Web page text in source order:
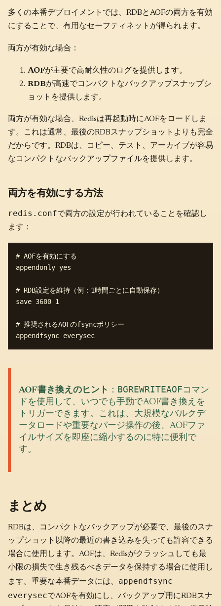
多くの本番デプロイメントでは、RDBとAOFの両方を有効
にすることで、有用なセーフティネットが得られます。
両方が有効な場合：
AOFが主要で高耐久性のログを提供します。
RDBが高速でコンパクトなバックアップスナップシ
ョットを提供します。
両方が有効な場合、Redisは再起動時にAOFをロードしま
す。これは通常、最後のRDBスナップショットよりも完全
だからです。RDBは、コピー、テスト、アーカイブが容易
なコンパクトなバックアップファイルを提供します。
両方を有効にする方法
redis.confで両方の設定が行われていることを確認し
ます：
# AOFを有効にする
appendonly yes
# RDB設定を維持（例：1時間ごとに自動保存）
save 3600 1
# 推奨されるAOFのfsyncポリシー
AOF書き換えのヒント ： BGREWRITEAOFコマン
ドを使用して、いつでも手動でAOF書き換えを
トリガーできます。これは、大規模なバルクデ
ータロードや重要なパージ操作の後、AOFファ
イルサイズを即座に縮小するのに特に便利で
す。
まとめ
RDBは、コンパクトなバックアップが必要で、最後のスナ
ップショット以降の最近の書き込みを失っても許容できる
場合に使用します。AOFは、Redisがクラッシュしても最
小限の損失で生き残るべきデータを保持する場合に使用し
ます。重要な本番データには、 appendfsync
everysecでAOFを有効にし、バックアップ用にRDBスナ